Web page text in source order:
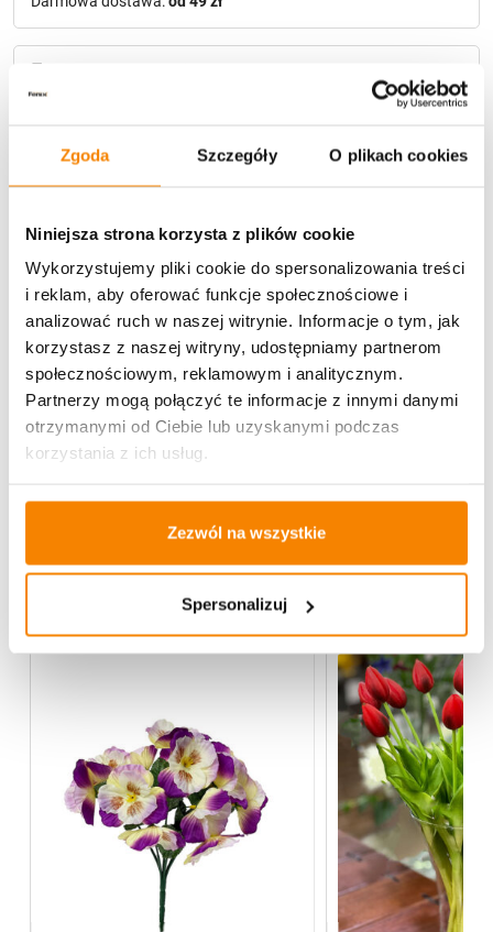
Zgoda Szczegóły O plikach cookies
Niniejsza strona korzysta z plików cookie
Wykorzystujemy pliki cookie do spersonalizowania treści
i reklam, aby oferować funkcje społecznościowe i
analizować ruch w naszej witrynie. Informacje o tym, jak
korzystasz z naszej witryny, udostępniamy partnerom
społecznościowym, reklamowym i analitycznym.
Partnerzy mogą połączyć te informacje z innymi danymi
otrzymanymi od Ciebie lub uzyskanymi podczas
korzystania z ich usług.
Zezwól na wszystkie
Spersonalizuj
Potrzebujesz większą ilość? Zapraszamy do naszej
hurtowniiPrzejdź do hurtowni B2B
Opis produktu
Specyfikacja
Więcej z kategorii Kwiaty sztuczne